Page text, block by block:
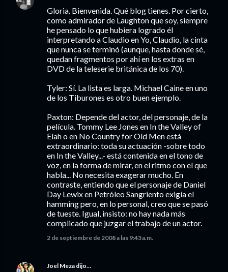
Gloria. Bienvenida. Qué blog tienes. Por cierto,
como admirador de Laughton que soy, siempre
he pensado lo que hubiera logrado él
interpretando a Claudio en Yo, Claudio, la cinta
que nunca se terminó (aunque, hasta donde sé,
quedan fragmentos por ahí en los extras en
DVD de la teleserie británica de los 70).
Tyler: Sí. La lista es larga. Michael Caine en uno
de los Tiburones es otro buen ejemplo.
Paxton: Depende del actor, del personaje, de la
película. Tommy Lee Jones en In the Valley of
Elah o en No Country for Old Men está
extraordinario: toda su actuación -sobre todo
en In the Valley...- está contenida en el tono de
voz, en la forma de mirar, en el ritmo con el que
habla... No necesita exagerar mucho. En
contraste, entiendo que el personaje de Daniel
Day Lewix en Petróleo Sangriento exigía el
hamming pero, en lo personal, creo que se pasó
de tueste. Igual, insisto: no hay nada más
complicado que juzgar el trabajo de un actor.
2 de septiembre de 2008 a las 9:43 a.m.
Joel Meza dijo…